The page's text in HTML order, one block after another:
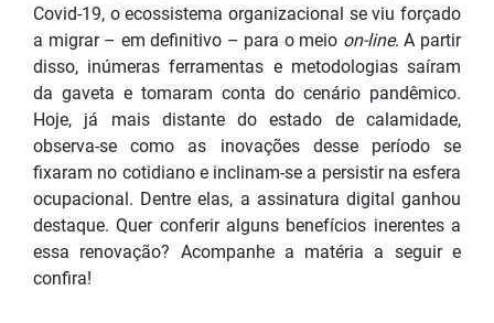
Covid-19, o ecossistema organizacional se viu forçado
a migrar – em definitivo – para o meio on-line. A partir
disso, inúmeras ferramentas e metodologias saíram
da gaveta e tomaram conta do cenário pandêmico.
Hoje, já mais distante do estado de calamidade,
observa-se como as inovações desse período se
fixaram no cotidiano e inclinam-se a persistir na esfera
ocupacional. Dentre elas, a assinatura digital ganhou
destaque. Quer conferir alguns benefícios inerentes a
essa renovação? Acompanhe a matéria a seguir e
confira!